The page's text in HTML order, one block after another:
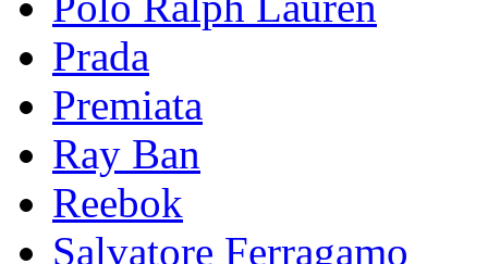
Prada
Premiata
Ray Ban
Reebok
Salvatore Ferragamo